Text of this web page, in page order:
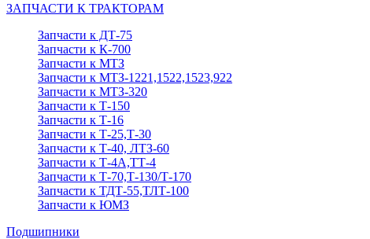
ЗАПЧАСТИ К ТРАКТОРАМ
Запчасти к ДТ-75
Запчасти к К-700
Запчасти к МТЗ
Запчасти к МТЗ-1221,1522,1523,922
Запчасти к МТЗ-320
Запчасти к Т-150
Запчасти к Т-16
Запчасти к Т-25,Т-30
Запчасти к Т-40, ЛТЗ-60
Запчасти к Т-4А,ТТ-4
Запчасти к Т-70,Т-130/Т-170
Запчасти к ТДТ-55,ТЛТ-100
Запчасти к ЮМЗ
Подшипники